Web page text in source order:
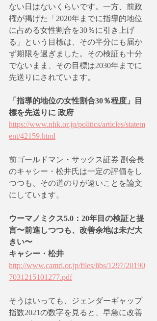
ない日はないくらいです。一方、前政
権が掲げた「2020年までに指導的地位
に占める女性割合を30％に引き上げ
る」という目標は、その半分にも届か
ず期限を過ぎました。その検証も十分
でないまま、その目標は2030年までに
先送りにされています。
「指導的地位の女性割合30％程度」目
標を先送りに 政府
https://www.nhk.or.jp/politics/articles/statem
ent/42159.html
前ゴールドマン・サックス証券 副会長
のキャシー・松井氏は一定の評価をし
つつも、その道のりが遠いことを論文
にしています。
ウーマノミクス5.0：20年目の検証と提
言〜前進しつつも、改善余地は未だ大
きい〜
キャシー・松井
http://www.camri.or.jp/files/libs/1297/20190
7031215101277.pdf
そうはいっても、ジェンダーギャップ
指数2021の数字を見ると、早急に改善